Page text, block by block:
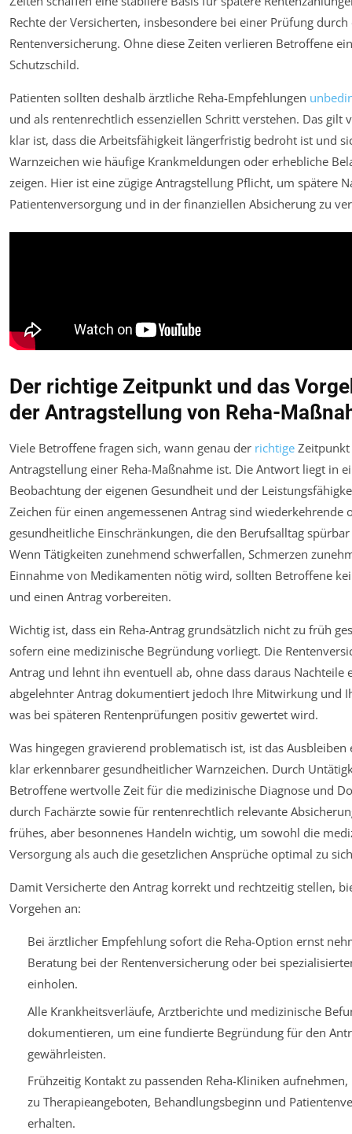
Rechte der Versicherten, insbesondere bei einer Prüfung durch
Rentenversicherung. Ohne diese Zeiten verlieren Betroffene
Schutzschild.
Patienten sollten deshalb ärztliche Reha-Empfehlungen
und als rentenrechtlich essenziellen Schritt verstehen. Das gilt
klar ist, dass die Arbeitsfähigkeit längerfristig bedroht ist und
Warnzeichen wie häufige Krankmeldungen oder erhebliche
zeigen. Hier ist eine zügige Antragstellung Pflicht, um spätere
Patientenversorgung und in der finanziellen Absicherung zu
Der richtige Zeitpunkt und das
der Antragstellung von Reha-
Viele Betroffene fragen sich, wann genau der richtige
Antragstellung einer Reha-Maßnahme ist. Die Antwort liegt in
Beobachtung der eigenen Gesundheit und der
Zeichen für einen angemessenen Antrag sind wiederkehrende
gesundheitliche Einschränkungen, die den Berufsalltag
Wenn Tätigkeiten zunehmend schwerfallen, Schmerzen
Einnahme von Medikamenten nötig wird, sollten Betroffene
und einen Antrag vorbereiten.
Wichtig ist, dass ein Reha-Antrag grundsätzlich nicht zu früh
sofern eine medizinische Begründung vorliegt. Die
Antrag und lehnt ihn eventuell ab, ohne dass daraus Nachteile
abgelehnter Antrag dokumentiert jedoch Ihre Mitwirkung und
was bei späteren Rentenprüfungen positiv gewertet wird.
Was hingegen gravierend problematisch ist, ist das Ausbleiben
klar erkennbarer gesundheitlicher Warnzeichen. Durch
Betroffene wertvolle Zeit für die medizinische Diagnose und
durch Fachärzte sowie für rentenrechtlich relevante
frühes, aber besonnenes Handeln wichtig, um sowohl die
Versorgung als auch die gesetzlichen Ansprüche optimal zu
Damit Versicherte den Antrag korrekt und rechtzeitig stellen,
Vorgehen an:
Bei ärztlicher Empfehlung sofort die Reha-Option ernst
Beratung bei der Rentenversicherung oder bei
einholen.
Alle Krankheitsverläufe, Arztberichte und medizinische
dokumentieren, um eine fundierte Begründung für den
gewährleisten.
Frühzeitig Kontakt zu passenden Reha-Kliniken
zu Therapieangeboten, Behandlungsbeginn und
erhalten.